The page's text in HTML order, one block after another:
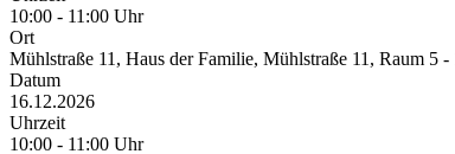
10:00 - 11:00 Uhr
Ort
Mühlstraße 11, Haus der Familie, Mühlstraße 11, Raum 5 -
Datum
16.12.2026
Uhrzeit
10:00 - 11:00 Uhr